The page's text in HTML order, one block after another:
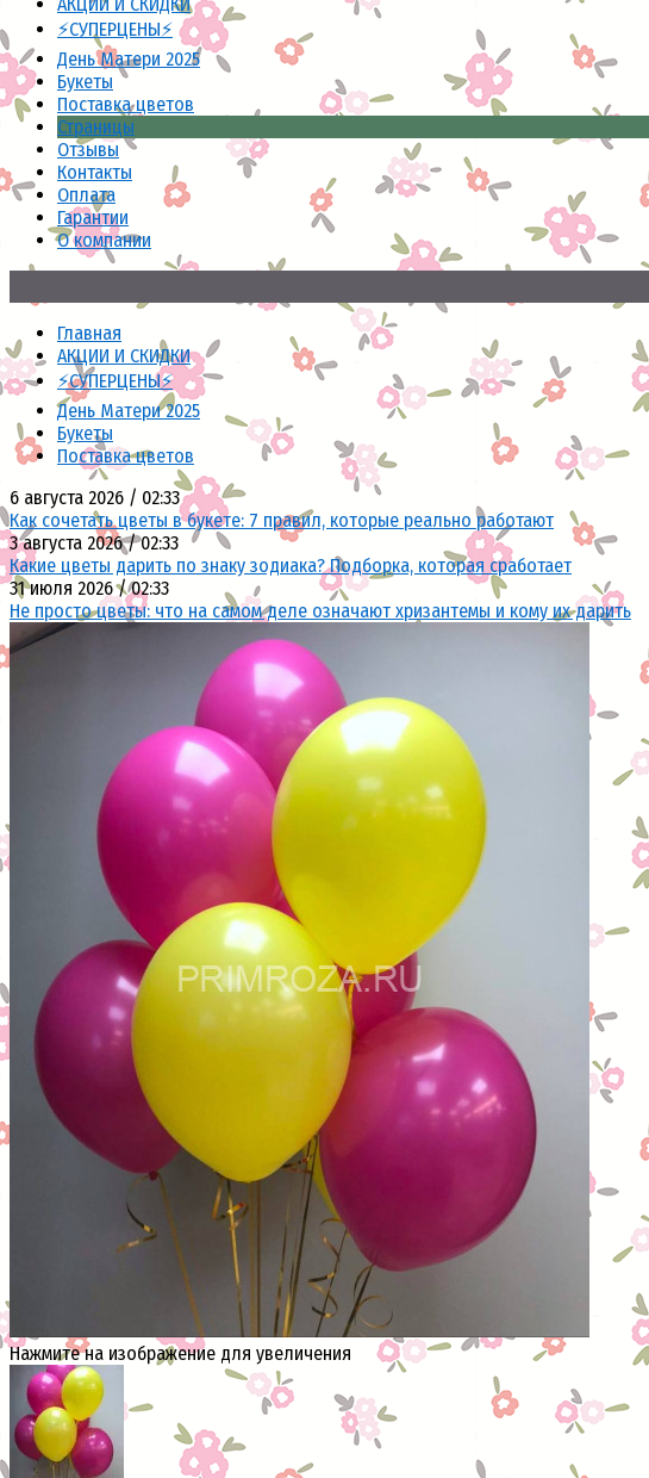
⚡СУПЕРЦЕНЫ⚡
День Матери 2025
Букеты
Поставка цветов
Страницы
Отзывы
Контакты
Оплата
Гарантии
О компании
Главная
АКЦИИ И СКИДКИ
⚡СУПЕРЦЕНЫ⚡
День Матери 2025
Букеты
Поставка цветов
6 августа 2026 / 02:33
Как сочетать цветы в букете: 7 правил, которые реально работают
3 августа 2026 / 02:33
Какие цветы дарить по знаку зодиака? Подборка, которая сработает
31 июля 2026 / 02:33
Не просто цветы: что на самом деле означают хризантемы и кому их дарить
Нажмите на изображение для увеличения